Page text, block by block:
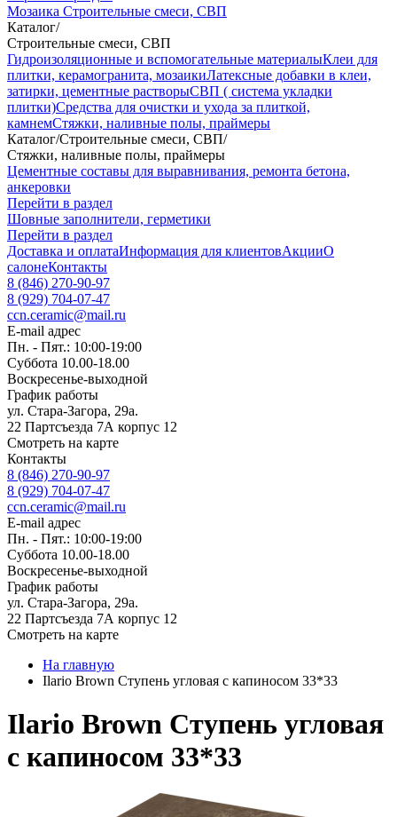
Мозаика Строительные смеси, СВП
Каталог/
Строительные смеси, СВП
Гидроизоляционные и вспомогательные материалыКлеи для
плитки, керамогранита, мозаикиЛатексные добавки в клеи,
затирки, цементные растворыСВП ( система укладки
плитки)Средства для очистки и ухода за плиткой,
камнемСтяжки, наливные полы, праймеры
Каталог/Строительные смеси, СВП/
Стяжки, наливные полы, праймеры
Цементные составы для выравнивания, ремонта бетона,
анкеровки
Перейти в раздел
Шовные заполнители, герметики
Перейти в раздел
Доставка и оплатаИнформация для клиентовАкцииО
салонеКонтакты
8 (846) 270-90-97
8 (929) 704-07-47
ccn.ceramic@mail.ru
E-mail адрес
Пн. - Пят.: 10:00-19:00
Суббота 10.00-18.00
Воскресенье-выходной
График работы
ул. Стара-Загора, 29а.
22 Партсъезда 7А корпус 12
Смотреть на карте
Контакты
8 (846) 270-90-97
8 (929) 704-07-47
ccn.ceramic@mail.ru
E-mail адрес
Пн. - Пят.: 10:00-19:00
Суббота 10.00-18.00
Воскресенье-выходной
График работы
ул. Стара-Загора, 29а.
22 Партсъезда 7А корпус 12
Смотреть на карте
На главную
Ilario Brown Ступень угловая с капиносом 33*33
Ilario Brown Ступень угловая
с капиносом 33*33